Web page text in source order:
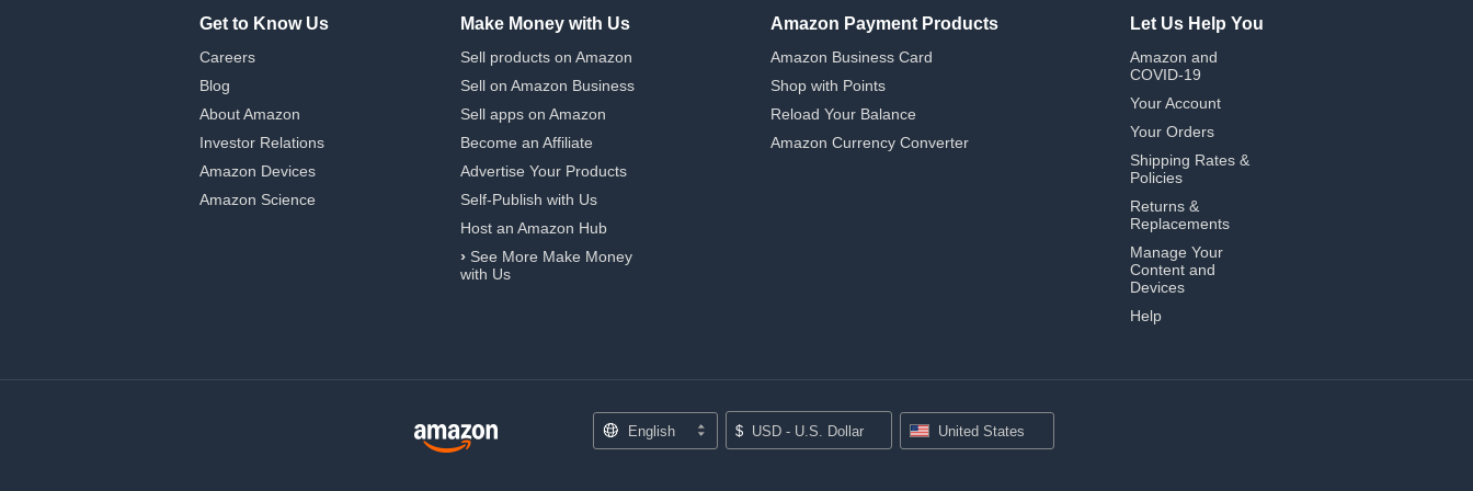
Get to Know Us
Careers
Blog
About Amazon
Investor Relations
Amazon Devices
Amazon Science
Make Money with Us
Sell products on Amazon
Sell on Amazon Business
Sell apps on Amazon
Become an Affiliate
Advertise Your Products
Self-Publish with Us
Host an Amazon Hub
› See More Make Money
with Us
Amazon Payment Products
Amazon Business Card
Shop with Points
Reload Your Balance
Amazon Currency Converter
Let Us Help You
Amazon and
COVID-19
Your Account
Your Orders
Shipping Rates &
Policies
Returns &
Replacements
Manage Your
Content and
Devices
Help
English $ USD - U.S. Dollar United States